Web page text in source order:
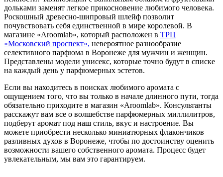
дольками заменят легкое прикосновение любимого человека.
Роскошный древесно-шипровый шлейф позволит
почувствовать себя единственной в мире королевой. В
магазине «Aroomlab», который расположен в ТРЦ
«Московский проспект», невероятное разнообразие
селективного парфюма в Воронеже для мужчин и женщин.
Представлены модели унисекс, которые точно будут в списке
на каждый день у парфюмерных эстетов.
Если вы находитесь в поисках любимого аромата с
ощущением того, что вы только в начале длинного пути, тогда
обязательно приходите в магазин «Aroomlab». Консультанты
расскажут вам все о волшебстве парфюмерных миллилитров,
подберут аромат под наш стиль, вкус и настроение. Вы
можете приобрести несколько миниатюрных флакончиков
разливных духов в Воронеже, чтобы по достоинству оценить
возможности вашего собственного аромата. Процесс будет
увлекательным, мы вам это гарантируем.